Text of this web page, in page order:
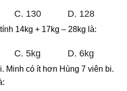
C. 130 D. 128
14kg + 17kg – 28kg là:
C. 5kg D. 6kg
Minh có ít hơn Hùng 7 viên bi.